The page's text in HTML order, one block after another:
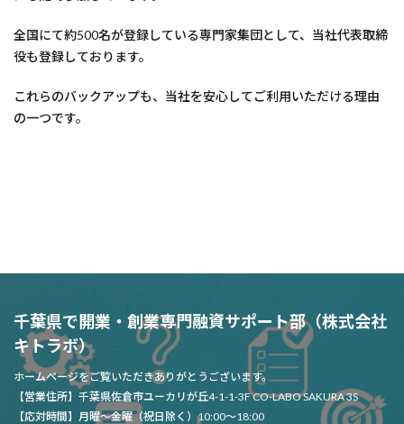
全国にて約500名が登録している専門家集団として、当社代表取締
役も登録しております。
これらのバックアップも、当社を安心してご利用いただける理由
の一つです。
千葉県で開業・創業専門融資サポート部（株式会社
キトラボ）
ホームページをご覧いただきありがとうございます。
【営業住所】千葉県佐倉市ユーカリが丘4-1-1-3F CO-LABO SAKURA 3S
【応対時間】月曜～金曜（祝日除く）10:00～18:00